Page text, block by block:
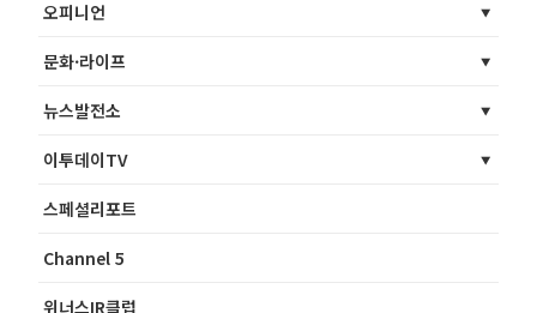
오피니언
문화·라이프
뉴스발전소
이투데이TV
스페셜리포트
Channel 5
위너스IR클럽